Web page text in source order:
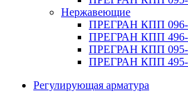
Нержавеющие
ПРЕГРАН КПП 096-
ПРЕГРАН КПП 496-
ПРЕГРАН КПП 095-
ПРЕГРАН КПП 495-
Регулирующая арматура